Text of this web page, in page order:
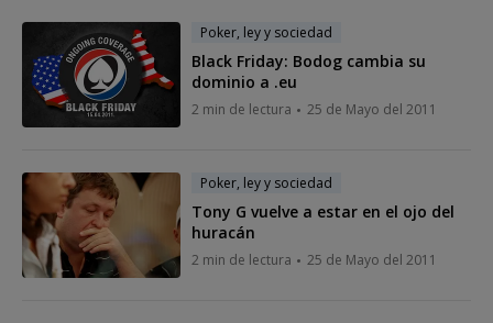
Poker, ley y sociedad
Black Friday: Bodog cambia su
dominio a .eu
2 min de lectura 25 de Mayo del 2011
Poker, ley y sociedad
Tony G vuelve a estar en el ojo del
huracán
2 min de lectura 25 de Mayo del 2011